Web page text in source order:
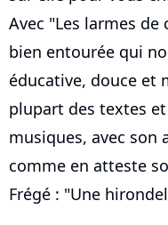
Avec "Les larmes de
bien entourée qui
éducative, douce et
plupart des textes
musiques, avec son
comme en atteste
Frégé : "Une